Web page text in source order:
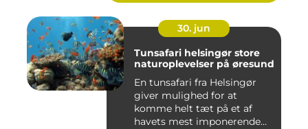
30. jun
Tunsafari helsingør store
naturoplevelser på øresund
En tunsafari fra Helsingør
giver mulighed for at
komme helt tæt på et af
havets mest imponerende